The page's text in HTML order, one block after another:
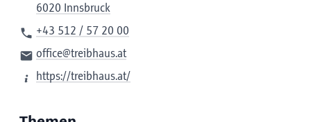
6020 Innsbruck
+43 512 / 57 20 00
office@treibhaus.at
https://treibhaus.at/